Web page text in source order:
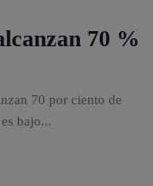
70 %
70 por ciento de
bajo...